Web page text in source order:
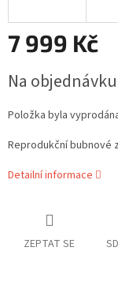
7 999 Kč
cena:
Na objednávku
Položka byla
Reprodukční bubnové
Detailní informace
ZEPTAT SE